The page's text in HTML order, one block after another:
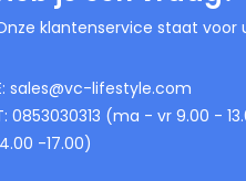
klantenservice staat voor
sales@vc-lifestyle.com
0853030313 (ma - vr 9.00 -
-17.00)